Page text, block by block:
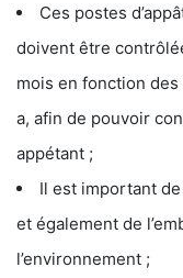
Ces postes
doivent être
mois en fonction
a, afin de pouvoir
appétant ;
Il est important
et également de
l’environnement ;